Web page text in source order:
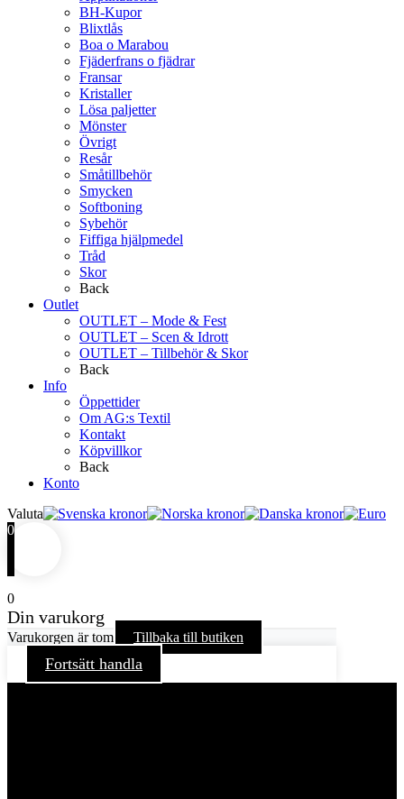
BH-Kupor
Blixtlås
Boa o Marabou
Fjäderfrans o fjädrar
Fransar
Kristaller
Lösa paljetter
Mönster
Övrigt
Resår
Småtillbehör
Smycken
Softboning
Sybehör
Fiffiga hjälpmedel
Tråd
Skor
Back
Outlet
OUTLET – Mode & Fest
OUTLET – Scen & Idrott
OUTLET – Tillbehör & Skor
Back
Info
Öppettider
Om AG:s Textil
Kontakt
Köpvillkor
Back
Konto
Valuta
0
0
Din varukorg
Varukorgen är tom Tillbaka till butiken
Fortsätt handla